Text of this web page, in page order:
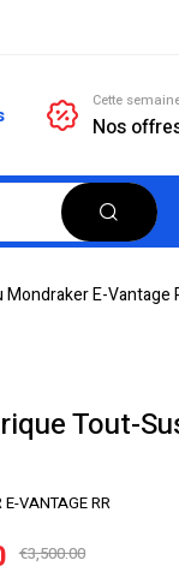
Cette
Nos
E-Vantage
Tout-
VANTAGE RR
€3,500.00